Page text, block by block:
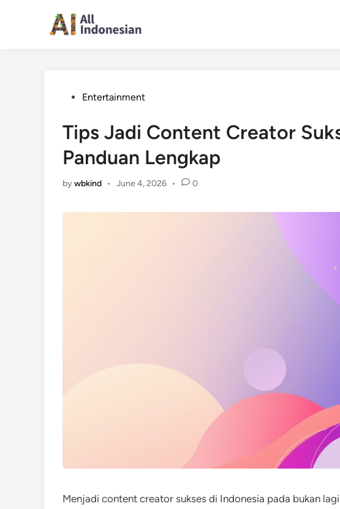
PostedEntertainment
Tips Jadi Content Creator
Panduan Lengkap
bywbkind • June 4, 2026 • 0
Menjadi content creator sukses di Indonesia pada bukan